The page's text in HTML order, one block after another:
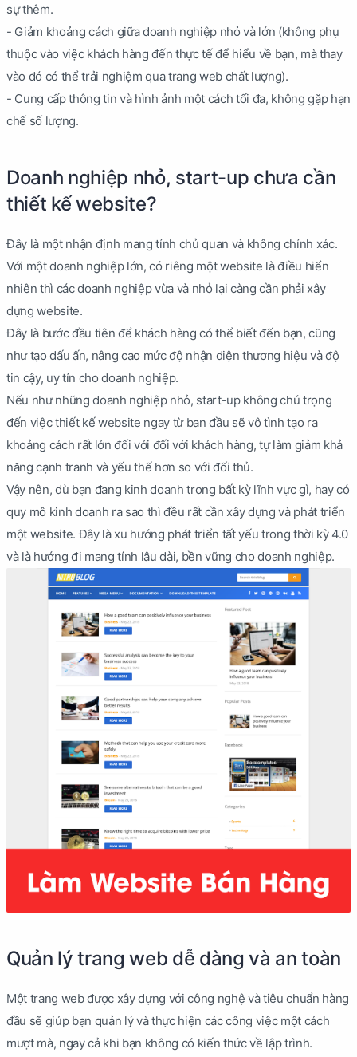
sự thêm.
- Giảm khoảng cách giữa doanh nghiệp nhỏ và lớn (không phụ
thuộc vào việc khách hàng đến thực tế để hiểu về bạn, mà thay
vào đó có thể trải nghiệm qua trang web chất lượng).
- Cung cấp thông tin và hình ảnh một cách tối đa, không gặp hạn
chế số lượng.
Doanh nghiệp nhỏ, start-up chưa cần
thiết kế website?
Đây là một nhận định mang tính chủ quan và không chính xác.
Với một doanh nghiệp lớn, có riêng một website là điều hiển
nhiên thì các doanh nghiệp vừa và nhỏ lại càng cần phải xây
dựng website.
Đây là bước đầu tiên để khách hàng có thể biết đến bạn, cũng
như tạo dấu ấn, nâng cao mức độ nhận diện thương hiệu và độ
tin cậy, uy tín cho doanh nghiệp.
Nếu như những doanh nghiệp nhỏ, start-up không chú trọng
đến việc thiết kế website ngay từ ban đầu sẽ vô tình tạo ra
khoảng cách rất lớn đối với đối với khách hàng, tự làm giảm khả
năng cạnh tranh và yếu thế hơn so với đối thủ.
Vậy nên, dù bạn đang kinh doanh trong bất kỳ lĩnh vực gì, hay có
quy mô kinh doanh ra sao thì đều rất cần xây dựng và phát triển
một website. Đây là xu hướng phát triển tất yếu trong thời kỳ 4.0
và là hướng đi mang tính lâu dài, bền vững cho doanh nghiệp.
Quản lý trang web dễ dàng và an toàn
Một trang web được xây dựng với công nghệ và tiêu chuẩn hàng
đầu sẽ giúp bạn quản lý và thực hiện các công việc một cách
mượt mà, ngay cả khi bạn không có kiến thức về lập trình.